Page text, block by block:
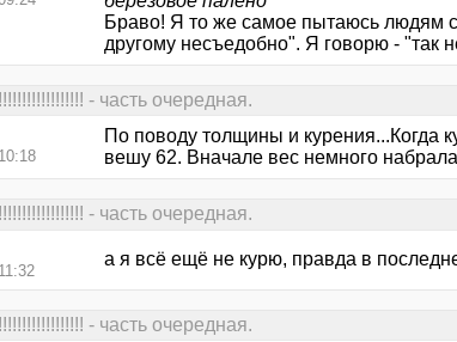
Браво! Я то же самое пытаюсь людям
другому несъедобно". Я говорю - "так
- часть очередная.
По поводу толщины и курения...Когда
вешу 62. Вначале вес немного
- часть очередная.
а я всё ещё не курю, правда в
- часть очередная.